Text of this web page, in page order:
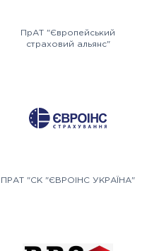
ПрАТ "Європейський
страховий альянс"
ПРАТ "СК "ЄВРОІНС УКРАЇНА"